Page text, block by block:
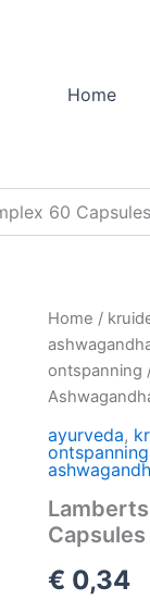
Home
60 Capsules
Home /
ontspanning
ayurveda,
ontspanning
Capsules
€ 0,34